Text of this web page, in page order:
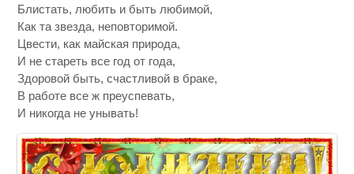
Блистать, любить и быть любимой,
Как та звезда, неповторимой.
Цвести, как майская природа,
И не стареть все год от года,
Здоровой быть, счастливой в браке,
В работе все ж преуспевать,
И никогда не унывать!